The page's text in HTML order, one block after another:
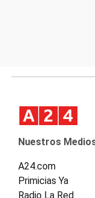
Nuestros
A24.com
Primicias Ya
Radio La Red